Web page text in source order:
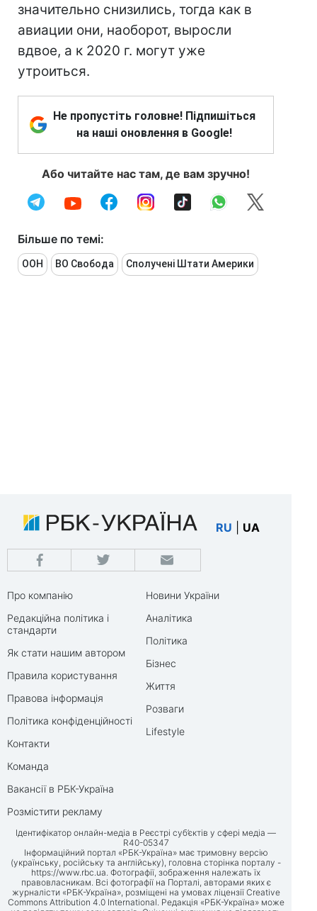
значительно снизились, тогда как в
авиации они, наоборот, выросли
вдвое, а к 2020 г. могут уже
утроиться.
Не пропустіть головне! Підпишіться
на наші оновлення в Google!
Або читайте нас там, де вам зручно!
Більше по темі:
ООН ВО Свобода Сполучені Штати Америки
RU UA
Про компанію
Редакційна політика і
стандарти
Як стати нашим автором
Правила користування
Правова інформація
Політика конфіденційності
Контакти
Команда
Вакансії в РБК-Україна
Розмістити рекламу
Новини України
Аналітика
Політика
Бізнес
Життя
Розваги
Lifestyle
Ідентифікатор онлайн-медіа в Реєстрі суб’єктів у сфері медіа —
R40-05347
Інформаційний портал «РБК-Україна» має тримовну версію
(українську, російську та англійську), головна сторінка порталу -
https://www.rbc.ua. Фотографії, зображення належать їх
правовласникам. Всі фотографії на Порталі, авторами яких є
журналісти «РБК-Україна», розміщені на умовах ліцензії Creative
Commons Attribution 4.0 International. Редакція «РБК-Україна» може